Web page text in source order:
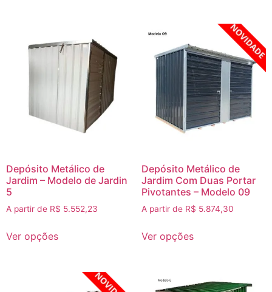
Depósito Metálico de
Jardim – Modelo de Jardin
5
A partir de R$ 5.552,23
Ver opções
Depósito Metálico de
Jardim Com Duas Portar
Pivotantes – Modelo 09
A partir de R$ 5.874,30
Ver opções